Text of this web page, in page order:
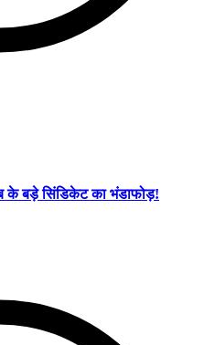
के बड़े सिंडिकेट का भंडाफोड़!